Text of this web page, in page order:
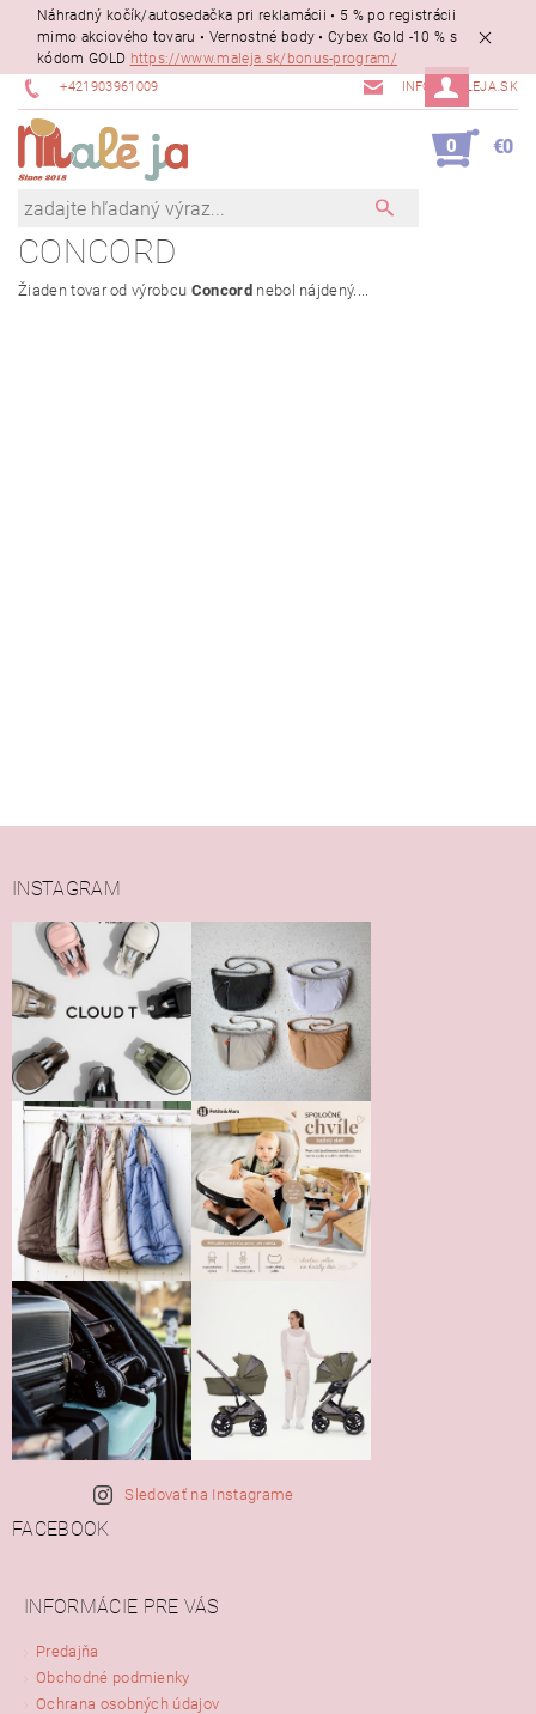
Náhradný kočík/autosedačka pri reklamácii • 5 % po registrácii
mimo akciového tovaru • Vernostné body • Cybex Gold -10 % s
kódom GOLD https://www.maleja.sk/bonus-program/
+421903961009 INFO@MALEJA.SK
0 €0
CONCORD
Žiaden tovar od výrobcu Concord nebol nájdený....
INSTAGRAM
Sledovať na Instagrame
FACEBOOK
INFORMÁCIE PRE VÁS
Predajňa
Obchodné podmienky
Ochrana osobných údajov